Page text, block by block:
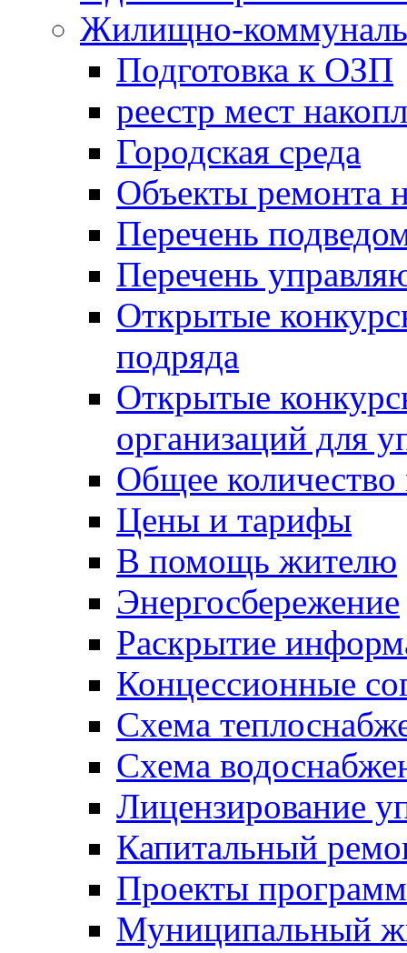
Жилищно-
Подготовка к ОЗП
реестр мест
Городская среда
Объекты ремонта
Перечень
Перечень
Открытые
подряда
Открытые
организаций для
Общее
Цены и тарифы
В помощь жителю
Энергосбережение
Раскрытие
Концессионные
Схема
Схема
Лицензирование
Капитальный
Проекты программ
Муниципальный